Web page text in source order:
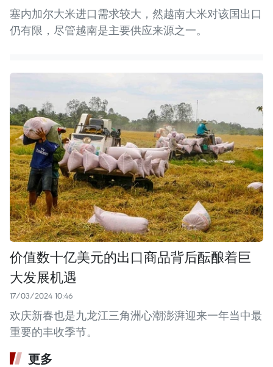
塞内加尔大米进口需求较大，然越南大米对该国出口
仍有限，尽管越南是主要供应来源之一。
价值数十亿美元的出口商品背后酝酿着巨
大发展机遇
17/03/2024 10:46
欢庆新春也是九龙江三角洲心潮澎湃迎来一年当中最
重要的丰收季节。
更多